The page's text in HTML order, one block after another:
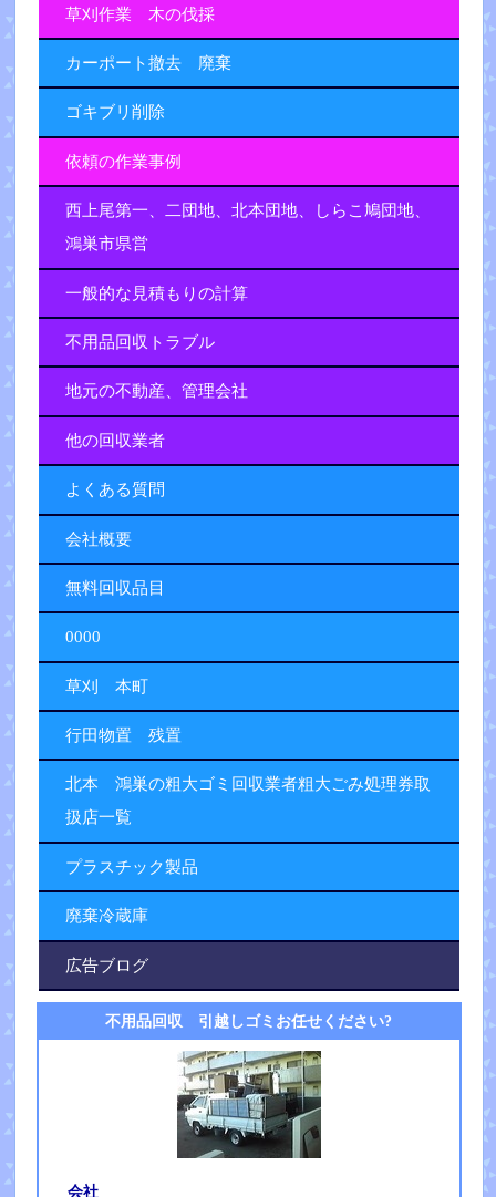
草刈作業 木の伐採
カーポート撤去 廃棄
ゴキブリ削除
依頼の作業事例
西上尾第一、二団地、北本団地、しらこ鳩団地、
鴻巣市県営
一般的な見積もりの計算
不用品回収トラブル
地元の不動産、管理会社
他の回収業者
よくある質問
会社概要
無料回収品目
0000
草刈 本町
行田物置 残置
北本 鴻巣の粗大ゴミ回収業者粗大ごみ処理券取
扱店一覧
プラスチック製品
廃棄冷蔵庫
広告ブログ
不用品回収 引越しゴミお任せください?
会社